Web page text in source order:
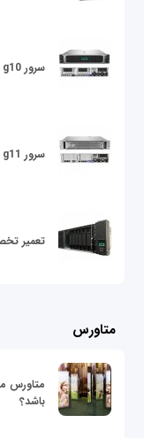
سرور dl380 g10
سرور dl380 g11
تعمیر
متاورس
متاورس
باشد؟